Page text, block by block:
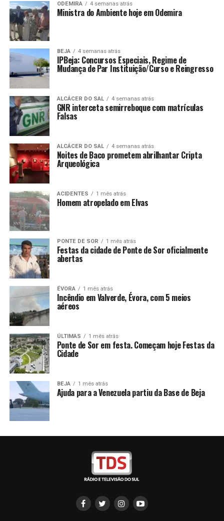
ODEMIRA 4 semanas atrás
Ministra do Ambiente hoje em Odemira
BEJA 4 semanas atrás
IPBeja: Concursos Especiais, Regime de
Mudança de Par Instituição/Curso e Reingresso
ALCÁCER DO SAL 4 semanas atrás
GNR interceta semirreboque com matrículas
Falsas
ALCÁCER DO SAL 4 semanas atrás
Noites de Baco prometem abrilhantar Cripta
Arqueológica
ACIDENTES 1 mês atrás
Homem atropelado em Elvas
PONTE DE SOR 1 mês atrás
Festas da cidade de Ponte de Sor oficialmente
abertas
ÉVORA 1 mês atrás
Incêndio em Valverde, Évora, com 5 meios
aéreos
ÚLTIMAS 1 mês atrás
Ponte de Sor em festa. Começam hoje Festas da
Cidade
BEJA 1 mês atrás
Ajuda para a Venezuela partiu da Base de Beja